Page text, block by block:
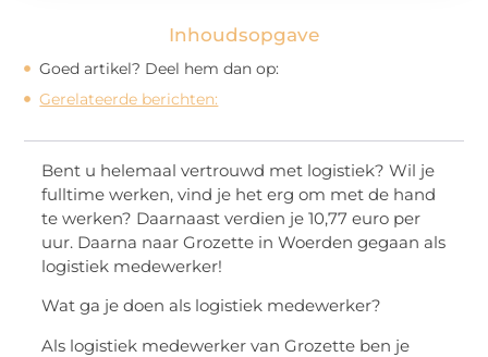
Inhoudsopgave
Goed artikel? Deel hem dan op:
Gerelateerde berichten:
Bent u helemaal vertrouwd met logistiek? Wil je
fulltime werken, vind je het erg om met de hand
te werken? Daarnaast verdien je 10,77 euro per
uur. Daarna naar Grozette in Woerden gegaan als
logistiek medewerker!
Wat ga je doen als logistiek medewerker?
Als logistiek medewerker van Grozette ben je